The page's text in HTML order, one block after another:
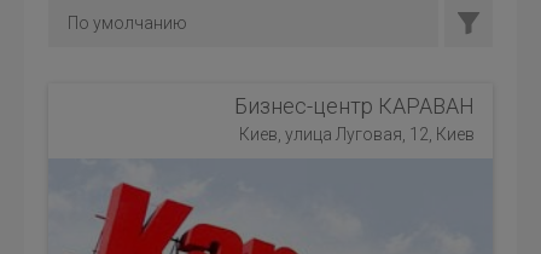
Бизнес-центр КАРАВАН
Киев, улица Луговая, 12, Киев